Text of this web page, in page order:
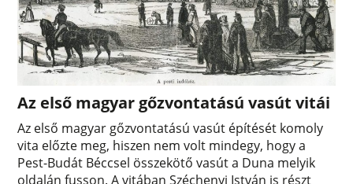
Az első magyar gőzvontatású vasút vitái
Az első magyar gőzvontatású vasút építését komoly
vita előzte meg, hiszen nem volt mindegy, hogy a
Pest-Budát Béccsel összekötő vasút a Duna melyik
oldalán fusson. A vitában Széchenyi István is részt